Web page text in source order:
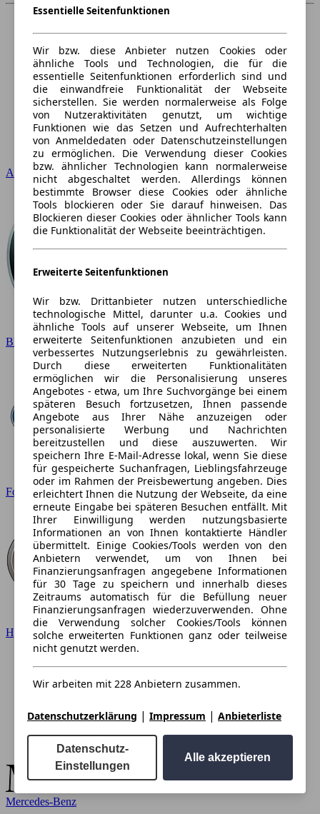
Audi
BMW
Ford
Hyundai
Mercedes-Benz
Essentielle Seitenfunktionen
Wir bzw. diese Anbieter nutzen Cookies oder
ähnliche Tools und Technologien, die für die
essentielle Seitenfunktionen erforderlich sind und
die einwandfreie Funktionalität der Webseite
sicherstellen. Sie werden normalerweise als Folge
von Nutzeraktivitäten genutzt, um wichtige
Funktionen wie das Setzen und Aufrechterhalten
von Anmeldedaten oder Datenschutzeinstellungen
zu ermöglichen. Die Verwendung dieser Cookies
bzw. ähnlicher Technologien kann normalerweise
nicht abgeschaltet werden. Allerdings können
bestimmte Browser diese Cookies oder ähnliche
Tools blockieren oder Sie darauf hinweisen. Das
Blockieren dieser Cookies oder ähnlicher Tools kann
die Funktionalität der Webseite beeinträchtigen.
Erweiterte Seitenfunktionen
Wir bzw. Drittanbieter nutzen unterschiedliche
technologische Mittel, darunter u.a. Cookies und
ähnliche Tools auf unserer Webseite, um Ihnen
erweiterte Seitenfunktionen anzubieten und ein
verbessertes Nutzungserlebnis zu gewährleisten.
Durch diese erweiterten Funktionalitäten
ermöglichen wir die Personalisierung unseres
Angebotes - etwa, um Ihre Suchvorgänge bei einem
späteren Besuch fortzusetzen, Ihnen passende
Angebote aus Ihrer Nähe anzuzeigen oder
personalisierte Werbung und Nachrichten
bereitzustellen und diese auszuwerten. Wir
speichern Ihre E-Mail-Adresse lokal, wenn Sie diese
für gespeicherte Suchanfragen, Lieblingsfahrzeuge
oder im Rahmen der Preisbewertung angeben. Dies
erleichtert Ihnen die Nutzung der Webseite, da eine
erneute Eingabe bei späteren Besuchen entfällt. Mit
Ihrer Einwilligung werden nutzungsbasierte
Informationen an von Ihnen kontaktierte Händler
übermittelt. Einige Cookies/Tools werden von den
Anbietern verwendet, um von Ihnen bei
Finanzierungsanfragen angegebene Informationen
für 30 Tage zu speichern und innerhalb dieses
Zeitraums automatisch für die Befüllung neuer
Finanzierungsanfragen wiederzuverwenden. Ohne
die Verwendung solcher Cookies/Tools können
solche erweiterten Funktionen ganz oder teilweise
nicht genutzt werden.
Wir arbeiten mit 228 Anbietern zusammen.
Datenschutzerklärung | Impressum | Anbieterliste
Datenschutz-
Einstellungen
Alle akzeptieren